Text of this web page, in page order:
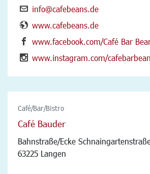
info@cafebeans.de
www.cafebeans.de
www.facebook.com/Café Bar
www.instagram.com/
Café/Bar/Bistro
Café Bauder
Bahnstraße/Ecke
63225 Langen